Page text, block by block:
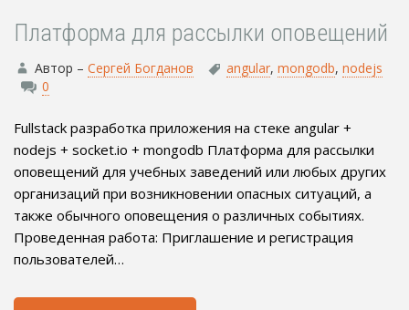
Платформа для рассылки оповещений
Автор – Сергей Богданов angular, mongodb, nodejs
0
Fullstack разработка приложения на стеке angular +
nodejs + socket.io + mongodb Платформа для рассылки
оповещений для учебных заведений или любых других
организаций при возникновении опасных ситуаций, а
также обычного оповещения о различных событиях.
Проведенная работа: Приглашение и регистрация
пользователей…